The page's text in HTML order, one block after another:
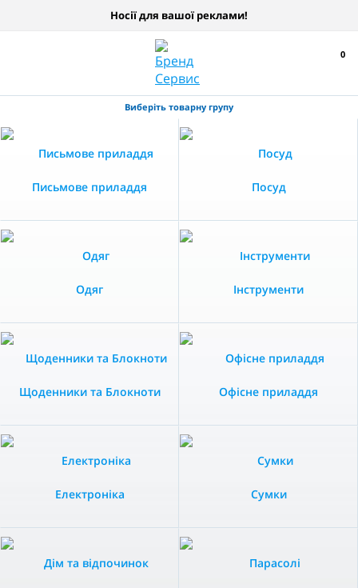
Носії для вашої реклами!
0
Виберіть товарну групу
Письмове приладдя Посуд
Одяг Інструменти
Щоденники та Блокноти Офісне приладдя
Електроніка Сумки